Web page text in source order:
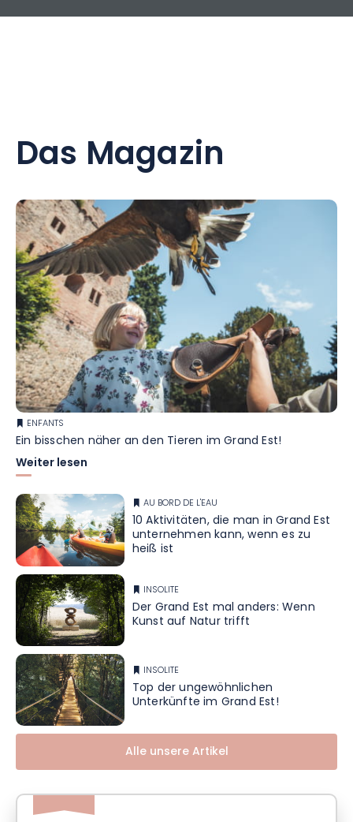
Das Magazin
ENFANTS
Ein bisschen näher an den Tieren im Grand Est!
Weiter lesen
AU BORD DE L'EAU
10 Aktivitäten, die man in Grand Est
unternehmen kann, wenn es zu
heiß ist
INSOLITE
Der Grand Est mal anders: Wenn
Kunst auf Natur trifft
INSOLITE
Top der ungewöhnlichen
Unterkünfte im Grand Est!
Alle unsere Artikel